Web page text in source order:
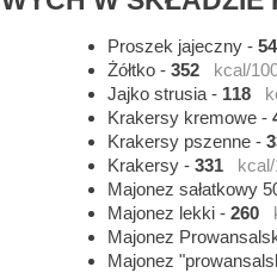
Proszek jajeczny -
Żółtko - 352
kcal/
Jajko strusia - 118
Krakersy kremowe -
Krakersy pszenne -
Krakersy - 331
Majonez sałatkowy
Majonez lekki - 260
Majonez
Majonez